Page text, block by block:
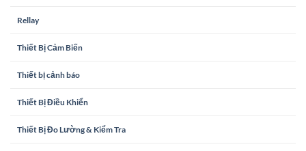
Rellay
Thiết Bị Cảm Biến
Thiết bị cảnh báo
Thiết Bị Điều Khiển
Thiết Bị Đo Lường & Kiểm Tra